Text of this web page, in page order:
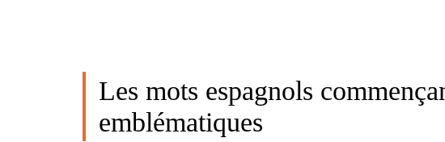
Les mots espagnols
emblématiques